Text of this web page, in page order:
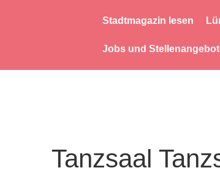
Stadtmagazin lesen
Jobs und
Tanzsaal